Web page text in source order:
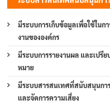
มีระบบการเก็บข้อมูลเพื่อใช้ในก
งานขององค์กร
มีระบบการรายงานผล และเปรี
หมาย
มีระบบสารสนเทศที่สนับสนุนกา
และจัดการความเสี่ยง